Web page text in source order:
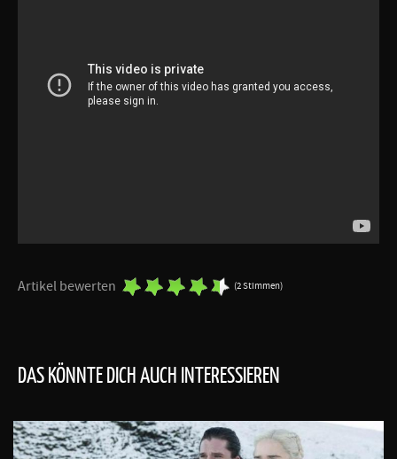
Artikel bewerten (2 Stimmen)
DAS KÖNNTE DICH AUCH INTERESSIEREN